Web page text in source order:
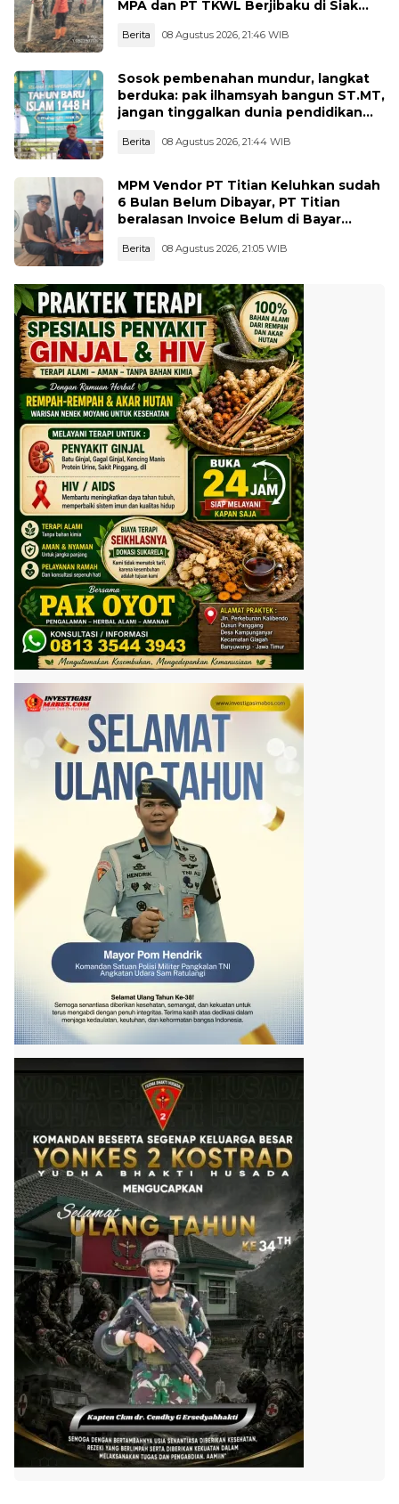
MPA dan PT TKWL Berjibaku di Siak
Berita 08 Agustus 2026, 21:46 WIB
Sosok pembenahan mundur, langkat
berduka: pak ilhamsyah bangun ST.MT,
jangan tinggalkan dunia pendidikan
Berita 08 Agustus 2026, 21:44 WIB
MPM Vendor PT Titian Keluhkan sudah
6 Bulan Belum Dibayar, PT Titian
beralasan Invoice Belum di Bayar
Berita 08 Agustus 2026, 21:05 WIB